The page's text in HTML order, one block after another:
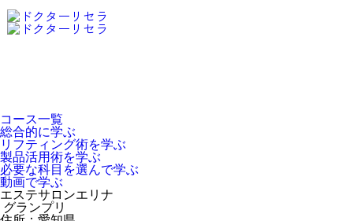
Dr.Recella Academy
について
コース一覧
総合的に学ぶ
リフティング術を学ぶ
製品活用術を学ぶ
必要な科目を選んで学ぶ
動画で学ぶ
エステサロンエリナ
グランプリ